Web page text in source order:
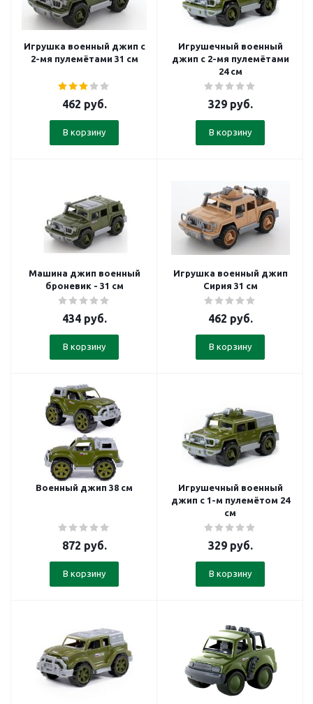
Игрушка военный джип с
2-мя пулемётами 31 см
462 руб.
В корзину
Игрушечный военный
джип с 2-мя пулемётами
24 см
329руб.
В корзину
Машина джип военный
броневик - 31 см
434руб.
В корзину
Игрушка военный джип
Сирия 31 см
462 руб.
В корзину
Военный джип 38 см
872 руб.
В корзину
Игрушечный военный
джип с 1-м пулемётом 24
см
329руб.
В корзину